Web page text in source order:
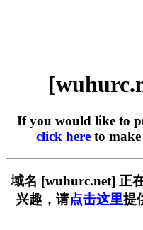
If you would like to
click here to
域名 [wuhurc.net] 正
兴趣，请点击这里提